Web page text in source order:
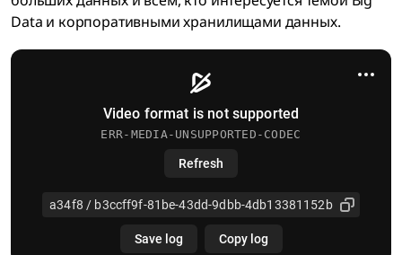
Data и корпоративными хранилищами данных.